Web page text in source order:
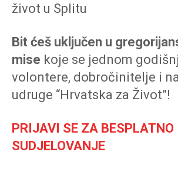
život u Splitu
Bit ćeš uključen u
mise koje se jednom
volontere, dobročinitelje i
udruge “Hrvatska za Život”!
PRIJAVI SE ZA BESPLATNO
SUDJELOVANJE